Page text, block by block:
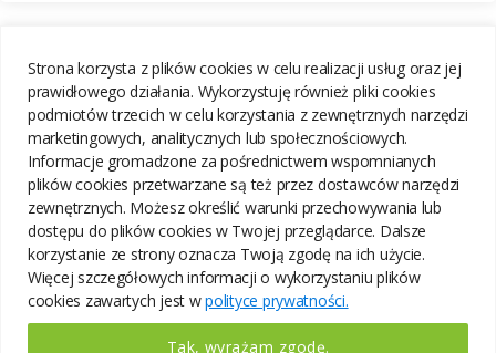
Strona korzysta z plików cookies w celu realizacji usług oraz jej
prawidłowego działania. Wykorzystuję również pliki cookies
podmiotów trzecich w celu korzystania z zewnętrznych narzędzi
marketingowych, analitycznych lub społecznościowych.
Informacje gromadzone za pośrednictwem wspomnianych
plików cookies przetwarzane są też przez dostawców narzędzi
zewnętrznych. Możesz określić warunki przechowywania lub
dostępu do plików cookies w Twojej przeglądarce. Dalsze
korzystanie ze strony oznacza Twoją zgodę na ich użycie.
Więcej szczegółowych informacji o wykorzystaniu plików
cookies zawartych jest wpolityce prywatności.
Tak, wyrażam zgodę.